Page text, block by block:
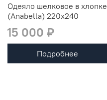
Одеяло шелковое в хлопке
(Anabella) 220х240
15 000 ₽
Подробнее